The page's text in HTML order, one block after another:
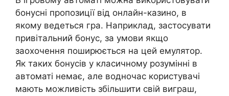
бонусні пропозиції від онлайн-казино, в
якому ведеться гра. Наприклад, застосувати
привітальний бонус, за умови якщо
заохочення поширюється на цей емулятор.
Як таких бонусів у класичному розумінні в
автоматі немає, але водночас користувачі
мають можливість збільшити свій виграш,